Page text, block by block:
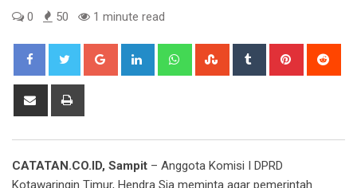
0 50 1 minute read
Google+ LinkedIn WhatsappStumbleUpon
Tumblr Pinterest
Share
CATATAN.CO.ID, Sampit – Anggota Komisi I DPRD
Kotawaringin Timur, Hendra Sia meminta agar pemerintah